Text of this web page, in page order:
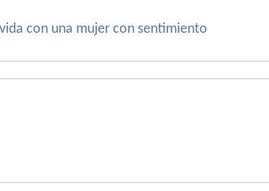
con una mujer con sentimiento